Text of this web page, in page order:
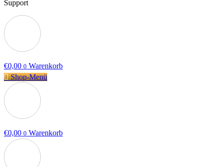
Support
€0,00 0 Warenkorb
Shop-Menü
€0,00 0 Warenkorb